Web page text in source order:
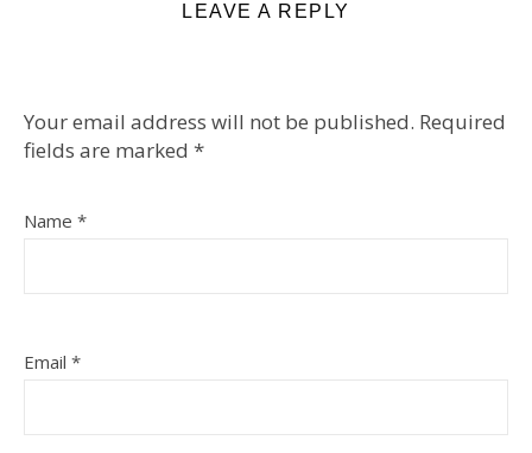
LEAVE A REPLY
Your email address will not be published. Required
fields are marked *
Name *
Email *